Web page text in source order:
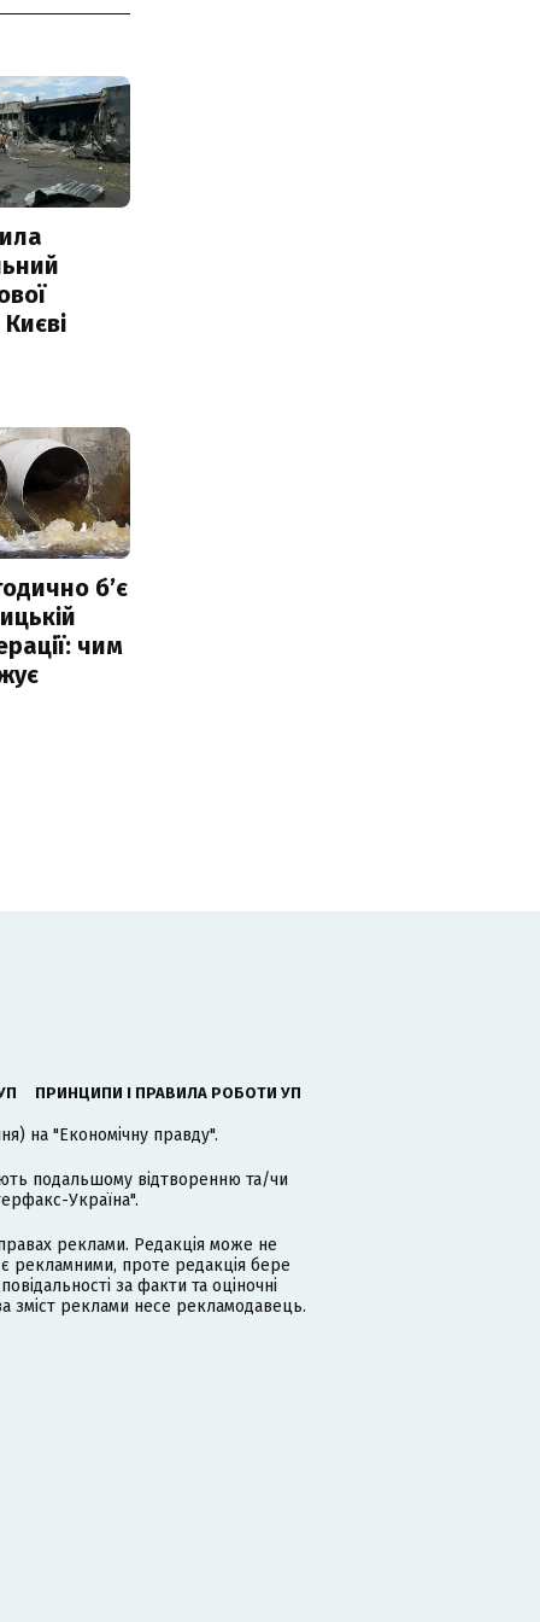
б’є
чим
ПРИНЦИПИ І ПРАВИЛА РОБОТИ УП
на "Економічну правду".
подальшому відтворенню та/чи
Україна".
реклами. Редакція може не
рекламними, проте редакція бере
за факти та оціночні
зміст реклами несе рекламодавець.